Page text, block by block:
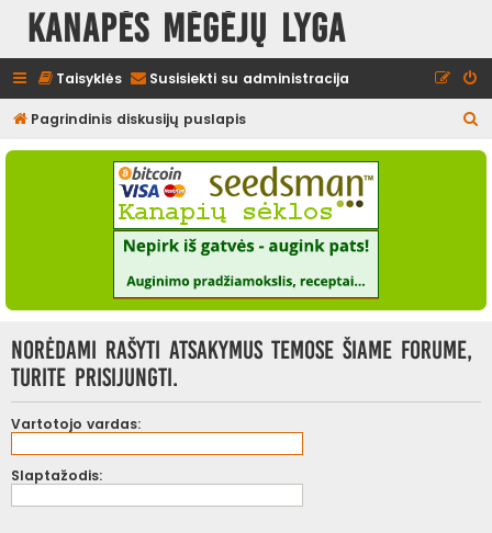
Kanapės mėgėjų lyga
Taisyklės Susisiekti su administracija
Pagrindinis diskusijų puslapis
e
Norėdami rašyti atsakymus temose šiame forume,
turite prisijungti.
Vartotojo vardas:
Slaptažodis: